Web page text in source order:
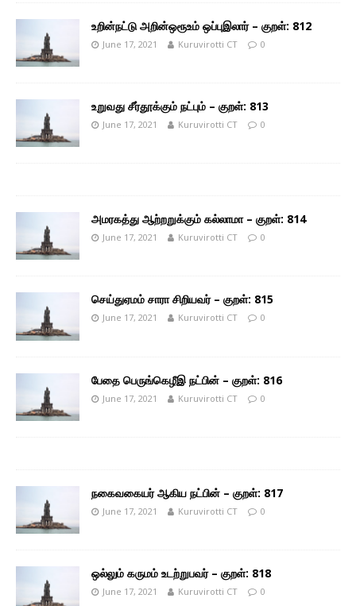
உறின்நட்டு அறின்ஒரூஉம் ஒப்புஇலார் – குறள்: 812
June 17, 2021 Kuruvirotti CT 0
உறுவது சீர்தூக்கும் நட்பும் – குறள்: 813
June 17, 2021 Kuruvirotti CT 0
அமரகத்து ஆற்றறுக்கும் கல்லாமா – குறள்: 814
June 17, 2021 Kuruvirotti CT 0
செய்துஏமம் சாரா சிறியவர் – குறள்: 815
June 17, 2021 Kuruvirotti CT 0
பேதை பெருங்கெழீஇ நட்பின் – குறள்: 816
June 17, 2021 Kuruvirotti CT 0
நகைவகையர் ஆகிய நட்பின் – குறள்: 817
June 17, 2021 Kuruvirotti CT 0
ஒல்லும் கருமம் உடற்றுபவர் – குறள்: 818
June 17, 2021 Kuruvirotti CT 0